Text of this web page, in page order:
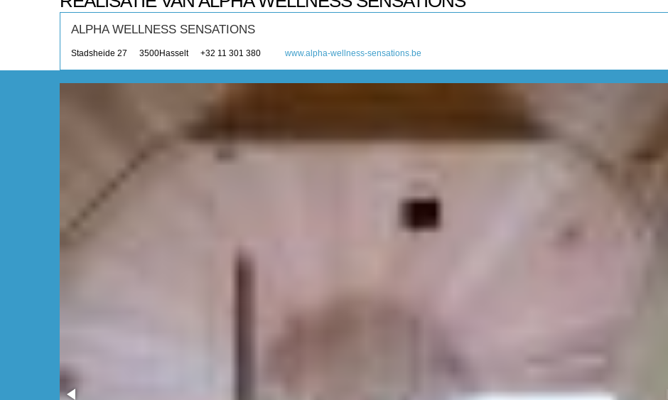
ALPHA WELLNESS SENSATIONS
Stadsheide 27 3500Hasselt +32 11 301 380 www.alpha-wellness-sensations.be